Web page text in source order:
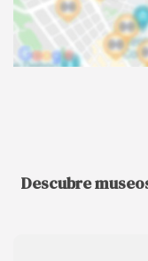
Descubre